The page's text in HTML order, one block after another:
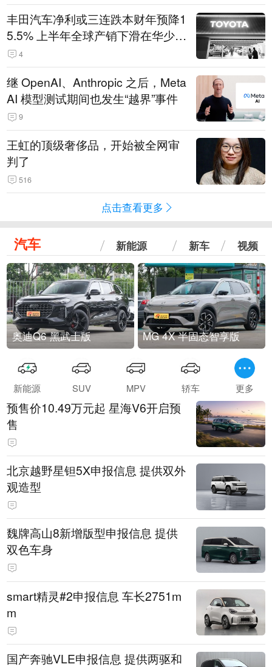
丰田汽车净利或三连跌本财年预降1
5.5% 上半年全球产销下滑在华少卖
14.3万辆
4
继 OpenAI、Anthropic 之后，Meta
AI 模型测试期间也发生“越界”事件
9
王虹的顶级奢侈品，开始被全网审
判了
516
点击查看更多
汽车 新能源 新车 视频
奥迪Q6 黑武士版 MG 4X 半固态智享版
新能源 SUV MPV 轿车 更多
预售价10.49万元起 星海V6开启预
售
北京越野星钽5X申报信息 提供双外
观造型
魏牌高山8新增版型申报信息 提供
双色车身
smart精灵#2申报信息 车长2751m
m
国产奔驰VLE申报信息 提供两驱和